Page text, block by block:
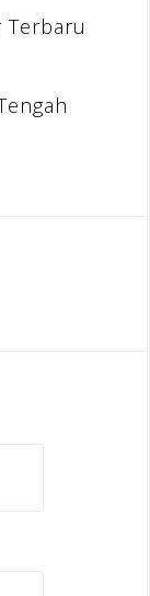
Terbaru